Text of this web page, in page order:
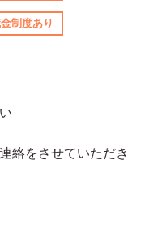
制度あり
絡をさせていただき